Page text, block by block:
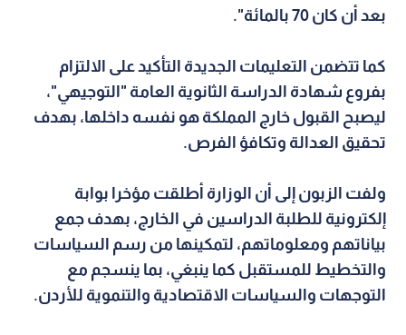
بعد أن كان 70 بالمائة".
كما تتضمن التعليمات الجديدة التأكيد على الالتزام
بفروع شهادة الدراسة الثانوية العامة "التوجيهي"،
ليصبح القبول خارج المملكة هو نفسه داخلها، بهدف
تحقيق العدالة وتكافؤ الفرص.
ولفت الزبون إلى أن الوزارة أطلقت مؤخرا بوابة
إلكترونية للطلبة الدراسين في الخارج، بهدف جمع
بياناتهم ومعلوماتهم، لتمكينها من رسم السياسات
والتخطيط للمستقبل كما ينبغي، بما ينسجم مع
التوجهات والسياسات الاقتصادية والتنموية للأردن.